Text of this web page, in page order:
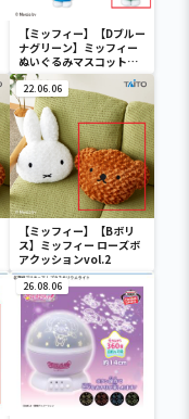
【ミッフィー】【Dブルー
ナグリーン】ミッフィー
ぬいぐるみマスコット
vol.8
22.06.06
【ミッフィー】【Bボリ
ス】ミッフィー ローズボ
アクッションvol.2
26.08.06